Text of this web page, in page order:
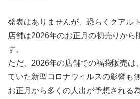
発表はありませんが、恐らくクアル
店舗は2026年のお正月の初売りから
す。
ただ、 2026年の店舗での福袋販売は、
ていた新型コロナウイルスの影響も
お正月から多くの人出が予想される